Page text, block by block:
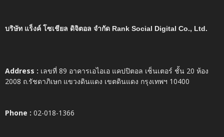
บริษัท แร็งค์ โซเชียล ดิจิตอล จำกัด Rank Social Digital Co., Ltd.
Address : เลขที่ 89 อาคารเอไอเอ แคปปิตอล เซ็นเตอร์ ชั้น 20 ห้อง
2008 ถ.รัชดาภิเษก แขวงดินแดง เขตดินแดง กรุงเทพฯ 10400
Phone : 02-018-1366